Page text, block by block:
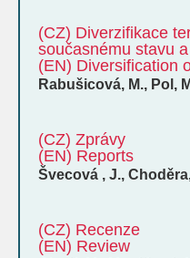
(CZ) Diverzifikace
současnému stavu
(EN) Diversification
Rabušicová, M., Pol,
(CZ) Zprávy
(EN) Reports
Švecová , J.,
(CZ) Recenze
(EN) Review